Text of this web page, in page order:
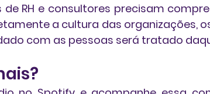
de RH e consultores precisam
a cultura das organizações,
com as pessoas será tratado